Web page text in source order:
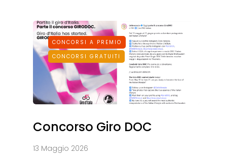
CONCORSI A PREMIO
CONCORSI GRATUITI
Concorso Giro DOC
13 Maggio 2026